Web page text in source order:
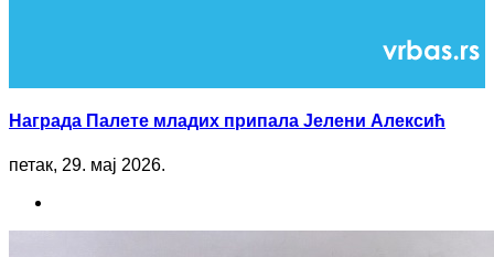
Награда Палете младих припала Јелени Алексић
петак, 29. мај 2026.